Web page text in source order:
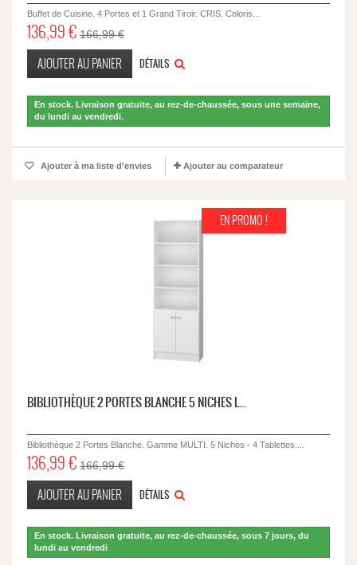
Buffet de Cuisine. 4 Portes et 1 Grand Tiroir. CRIS. Coloris...
136,99 € 166,99 €
AJOUTER AU PANIER DÉTAILS
En stock. Livraison gratuite, au rez-de-chaussée, sous une semaine,
du lundi au vendredi.
Ajouter à ma liste d'envies Ajouter au comparateur
EN PROMO !
BIBLIOTHÈQUE 2 PORTES BLANCHE 5 NICHES L...
Bibliothèque 2 Portes Blanche. Gamme MULTI. 5 Niches - 4 Tablettes....
136,99 € 166,99 €
AJOUTER AU PANIER DÉTAILS
En stock. Livraison gratuite, au rez-de-chaussée, sous 7 jours, du
lundi au vendredi